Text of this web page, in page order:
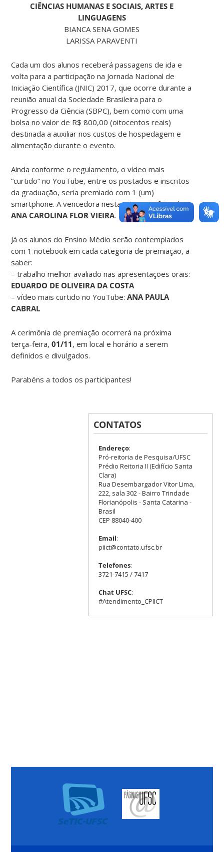
CIÊNCIAS HUMANAS E SOCIAIS, ARTES E
LINGUAGENS
BIANCA SENA GOMES
LARISSA PARAVENTI
Cada um dos alunos receberá passagens de ida e
volta para a participação na Jornada Nacional de
Iniciação Científica (JNIC) 2017, que ocorre durante a
reunião anual da Sociedade Brasileira para o
Progresso da Ciência (SBPC), bem como com uma
bolsa no valor de R$ 800,00 (oitocentos reais)
destinada a auxiliar nos custos de hospedagem e
alimentação durante o evento.
Ainda conforme o regulamento, o vídeo mais
“curtido” no YouTube, entre os postados e inscritos
da graduação, seria premiado com 1 (um)
smartphone. A vencedora nesta categoria foi a aluna
ANA CAROLINA FLOR VIEIRA.
Já os alunos do Ensino Médio serão contemplados
com 1 notebook em cada categoria de premiação, a
saber:
– trabalho melhor avaliado nas apresentações orais:
EDUARDO DE OLIVEIRA DA COSTA
– vídeo mais curtido no YouTube:ANA PAULA
CABRAL
A cerimônia de premiação ocorrerá na próxima
terça-feira,01/11, em local e horário a serem
definidos e divulgados.
Parabéns a todos os participantes!
CONTATOS
Endereço:
Pró-reitoria de Pesquisa/UFSC
Prédio Reitoria II (Edifício Santa
Clara)
Rua Desembargador Vitor Lima,
222, sala 302 - Bairro Trindade
Florianópolis - Santa Catarina -
Brasil
CEP 88040-400
Email:
piict@contato.ufsc.br
Telefones:
3721-7415 / 7417
Chat UFSC:
#Atendimento_CPIICT